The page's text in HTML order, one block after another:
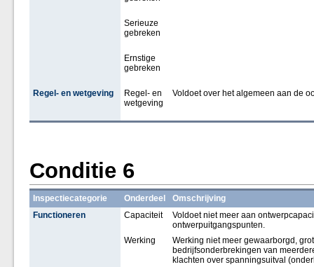
Serieuze
gebreken
Ernstige
gebreken
Regel- en wetgeving
Regel- en
wetgeving
Voldoet over het algemeen aan de
Conditie 6
Inspectiecategorie Onderdeel
Omschrijving
Functioneren
Capaciteit
Voldoet niet meer aan
ontwerpuitgangspunten.
Werking
Werking niet meer gewaarborgd,
bedrijfsonderbrekingen van
klachten over spanningsuitval